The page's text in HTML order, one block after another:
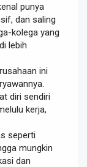
punya
dan saling
kolega yang
lebih
ini
diri sendiri
kerja,
seperti
mungkin
dan